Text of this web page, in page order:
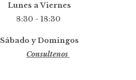
Lunes a Viernes
8:30 - 18:30
Sábado y Domingos
Consultenos